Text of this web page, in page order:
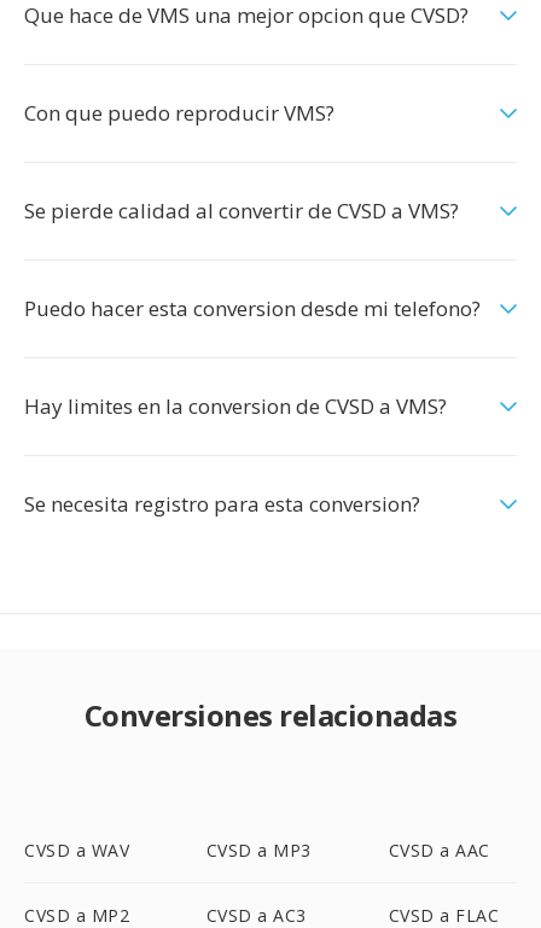
Que hace de VMS una mejor opcion que CVSD?
Con que puedo reproducir VMS?
Se pierde calidad al convertir de CVSD a VMS?
Puedo hacer esta conversion desde mi telefono?
Hay limites en la conversion de CVSD a VMS?
Se necesita registro para esta conversion?
Conversiones relacionadas
CVSD a WAV CVSD a MP3 CVSD a AAC
CVSD a MP2 CVSD a AC3 CVSD a FLAC